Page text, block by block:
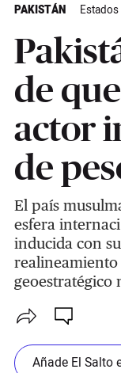
PAKISTÁN
de
actor
de
El país
esfera
inducida con
realineamiento
geoestratégico
Añade El Salto